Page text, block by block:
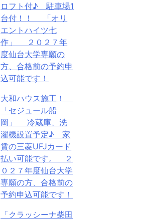
ロフト付♪ 駐車場1
台付！！ 「オリ
エントハイツ七
作」 ２０２７年
度仙台大学専願の
方、合格前の予約申
込可能です！
大和ハウス施工！
「セジュール船
岡」 冷蔵庫、洗
濯機設置予定♪ 家
賃の三菱UFJカード
払い可能です。 ２
０２７年度仙台大学
専願の方、合格前の
予約申込可能です！
「クラッシーナ柴田